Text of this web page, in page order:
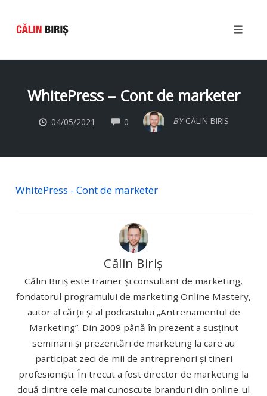
contentWhitePress – Cont de marketer
04/05/2021 0 COMMENTS BY CĂLIN BIRIȘ
WhitePress - Cont de marketer
Călin Biriș
Călin Biriș este trainer și consultant de marketing,
fondatorul programului de marketing Online Mastery,
autor al cărții și al podcastului „Antrenamentul de
Marketing”. Din 2009 până în prezent a susținut
seminarii și prezentări de marketing la care au
participat zeci de mii de antreprenori și tineri
profesioniști. În trecut a fost director de marketing la
două dintre cele mai cunoscute branduri din online-ul